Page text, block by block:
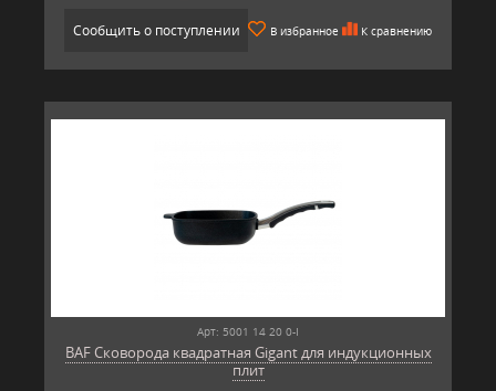
Сообщить о поступлении В избранное К сравнению
Арт: 5001 14 20 0-I
BAF Сковорода квадратная Gigant для индукционных
плит